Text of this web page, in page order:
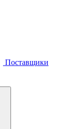
Поставщики